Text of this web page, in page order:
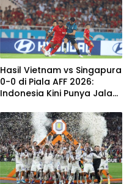
Hasil Vietnam vs Singapura
0-0 di Piala AFF 2026:
Indonesia Kini Punya Jalan